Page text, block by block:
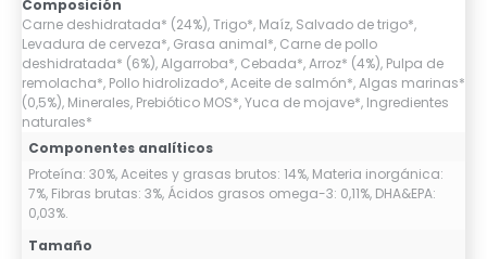
Composición
Carne deshidratada* (24%), Trigo*, Maíz, Salvado de trigo*,
Levadura de cerveza*, Grasa animal*, Carne de pollo
deshidratada* (6%), Algarroba*, Cebada*, Arroz* (4%), Pulpa de
remolacha*, Pollo hidrolizado*, Aceite de salmón*, Algas marinas*
(0,5%), Minerales, Prebiótico MOS*, Yuca de mojave*, Ingredientes
naturales*
Componentes analíticos
Proteína: 30%, Aceites y grasas brutos: 14%, Materia inorgánica:
7%, Fibras brutas: 3%, Ácidos grasos omega-3: 0,11%, DHA&EPA:
0,03%.
Tamaño